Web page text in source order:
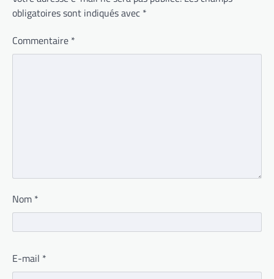
obligatoires sont indiqués avec *
Commentaire *
Nom *
E-mail *